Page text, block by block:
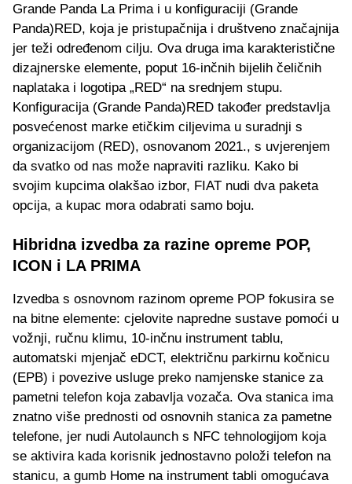
Grande Panda La Prima i u konfiguraciji (Grande
Panda)RED, koja je pristupačnija i društveno značajnija
jer teži određenom cilju. Ova druga ima karakteristične
dizajnerske elemente, poput 16-inčnih bijelih čeličnih
naplataka i logotipa „RED“ na srednjem stupu.
Konfiguracija (Grande Panda)RED također predstavlja
posvećenost marke etičkim ciljevima u suradnji s
organizacijom (RED), osnovanom 2021., s uvjerenjem
da svatko od nas može napraviti razliku. Kako bi
svojim kupcima olakšao izbor, FIAT nudi dva paketa
opcija, a kupac mora odabrati samo boju.
Hibridna izvedba za razine opreme POP,
ICON i LA PRIMA
Izvedba s osnovnom razinom opreme POP fokusira se
na bitne elemente: cjelovite napredne sustave pomoći u
vožnji, ručnu klimu, 10-inčnu instrument tablu,
automatski mjenjač eDCT, električnu parkirnu kočnicu
(EPB) i povezive usluge preko namjenske stanice za
pametni telefon koja zabavlja vozača. Ova stanica ima
znatno više prednosti od osnovnih stanica za pametne
telefone, jer nudi Autolaunch s NFC tehnologijom koja
se aktivira kada korisnik jednostavno položi telefon na
stanicu, a gumb Home na instrument tabli omogućava